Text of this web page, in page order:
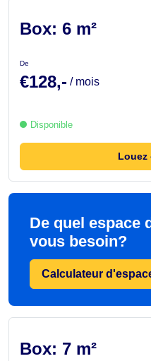
Box: 6 m²
De
€128,- / mois
Disponible
Louez
De quel espace
vous besoin?
Calculateur
Box: 7 m²